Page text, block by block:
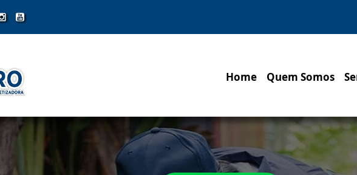
Home Quem Somos